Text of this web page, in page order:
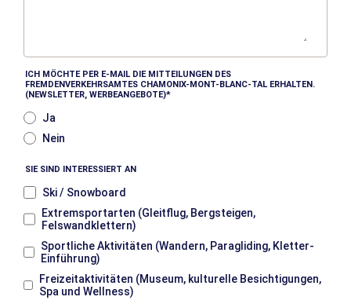
ICH MÖCHTE PER E-MAIL DIE MITTEILUNGEN DES
FREMDENVERKEHRSAMTES CHAMONIX-MONT-BLANC-TAL ERHALTEN.
(NEWSLETTER, WERBEANGEBOTE)
Ja
Nein
SIE SIND INTERESSIERT AN
Ski / Snowboard
Extremsportarten (Gleitflug, Bergsteigen,
Felswandklettern)
Sportliche Aktivitäten (Wandern, Paragliding, Kletter-
Einführung)
Freizeitaktivitäten (Museum, kulturelle Besichtigungen,
Spa und Wellness)